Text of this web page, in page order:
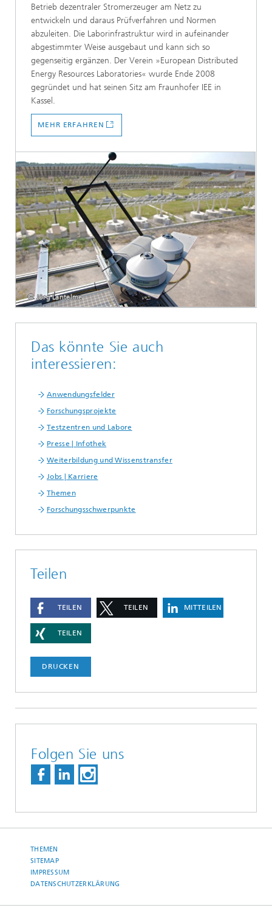
Betrieb dezentraler Stromerzeuger am Netz zu
entwickeln und daraus Prüf­verfahren und Normen
abzuleiten. Die Laborinfrastruktur wird in aufeinander
abgestimmter Weise ausgebaut und kann sich so
gegenseitig ergänzen. Der Verein »European Distributed
Energy Resources Laboratories« wurde Ende 2008
gegründet und hat seinen Sitz am Fraun­hofer IEE in
Kassel.
MEHR ERFAHREN
© Jörg Lantelme
Das könnte Sie auch
interessieren:
Anwendungsfelder
Forschungsprojekte
Testzentren und Labore
Presse | Infothek
Weiterbildung und Wissenstransfer
Jobs | Karriere
Themen
Forschungsschwerpunkte
Teilen
TEILEN TEILEN MITTEILEN
TEILEN
DRUCKEN
Folgen Sie uns
THEMEN
SITEMAP
IMPRESSUM
DATENSCHUTZERKLÄRUNG